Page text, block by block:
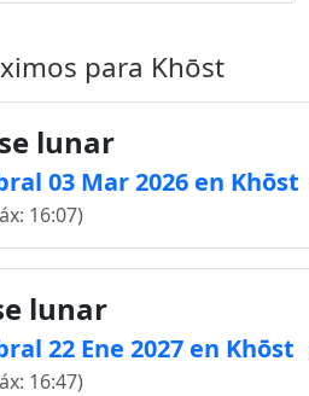
para Khōst
lunar
03 Mar 2026 en Khōst
16:07)
lunar
22 Ene 2027 en Khōst
16:47)